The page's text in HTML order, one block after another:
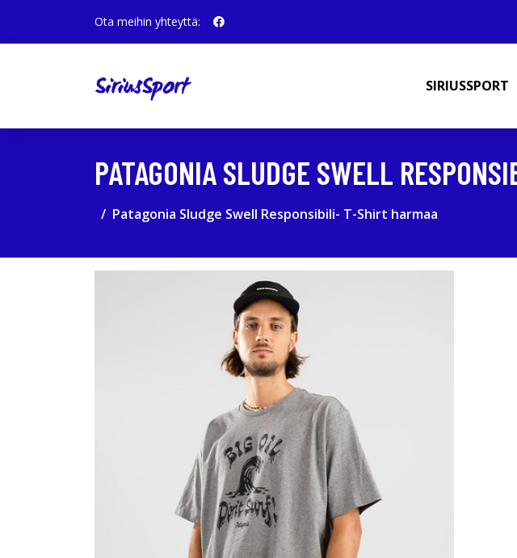
Ota meihin yhteyttä:
SIRIUSSPORT
PATAGONIA SLUDGE SWELL
Patagonia Sludge Swell Responsibili- T-Shirt harmaa